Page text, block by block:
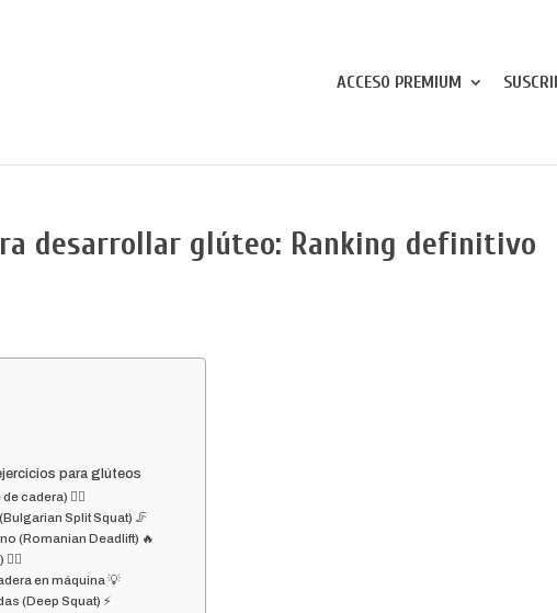
ACCESO PREMIUM
desarrollar glúteo: Ranking definitivo
para glúteos
cadera) 🏋️‍♀️
Split Squat) 🦵
(Romanian Deadlift) 🔥
en máquina 💡
(Deep Squat) ⚡